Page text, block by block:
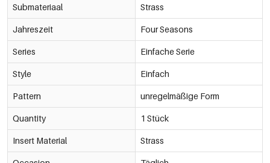
Submateriaal Strass
Jahreszeit Four Seasons
Series Einfache Serie
Style Einfach
Pattern unregelmäßige Form
Quantity 1 Stück
Insert Material Strass